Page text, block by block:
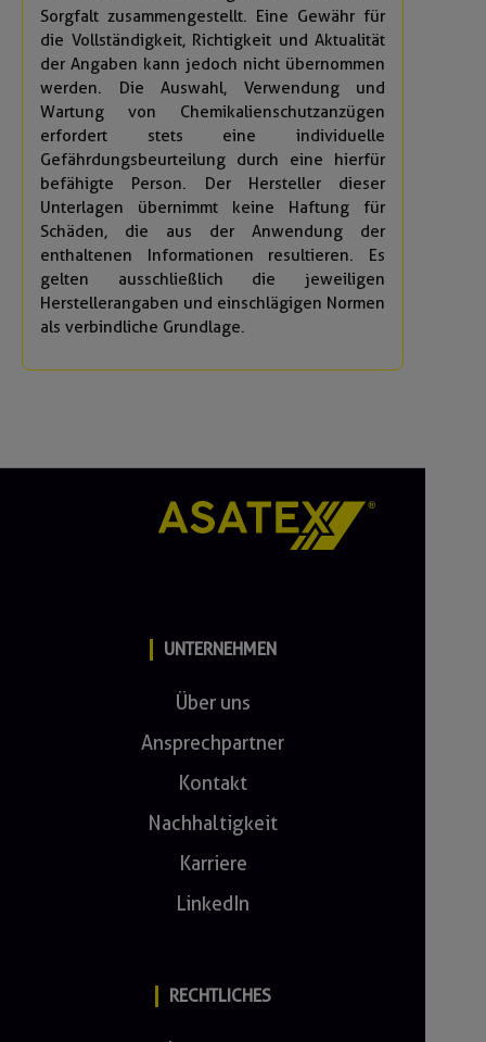
Sorgfalt zusammengestellt. Eine Gewähr für
die Vollständigkeit, Richtigkeit und Aktualität
der Angaben kann jedoch nicht übernommen
werden. Die Auswahl, Verwendung und
Wartung von Chemikalienschutzanzügen
erfordert stets eine individuelle
Gefährdungsbeurteilung durch eine hierfür
befähigte Person. Der Hersteller dieser
Unterlagen übernimmt keine Haftung für
Schäden, die aus der Anwendung der
enthaltenen Informationen resultieren. Es
gelten ausschließlich die jeweiligen
Herstellerangaben und einschlägigen Normen
als verbindliche Grundlage.
UNTERNEHMEN
Über uns
Ansprechpartner
Kontakt
Nachhaltigkeit
Karriere
LinkedIn
RECHTLICHES